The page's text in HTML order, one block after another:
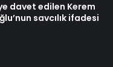
davet edilen Kerem
savcılık ifadesi